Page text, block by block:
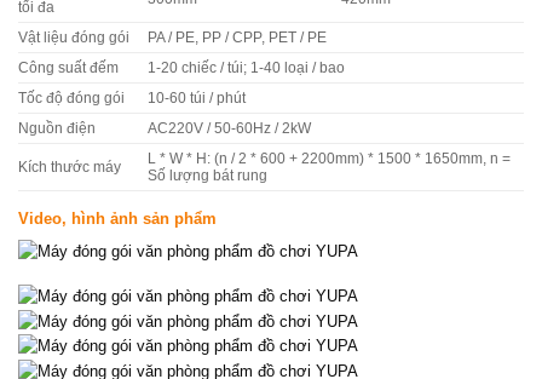
tối đa
Vật liệu đóng gói PA / PE, PP / CPP, PET / PE
Công suất đếm 1-20 chiếc / túi; 1-40 loại / bao
Tốc độ đóng gói 10-60 túi / phút
Nguồn điện AC220V / 50-60Hz / 2kW
Kích thước máy
L * W * H: (n / 2 * 600 + 2200mm) * 1500 * 1650mm, n =
Số lượng bát rung
Video, hình ảnh sản phẩm